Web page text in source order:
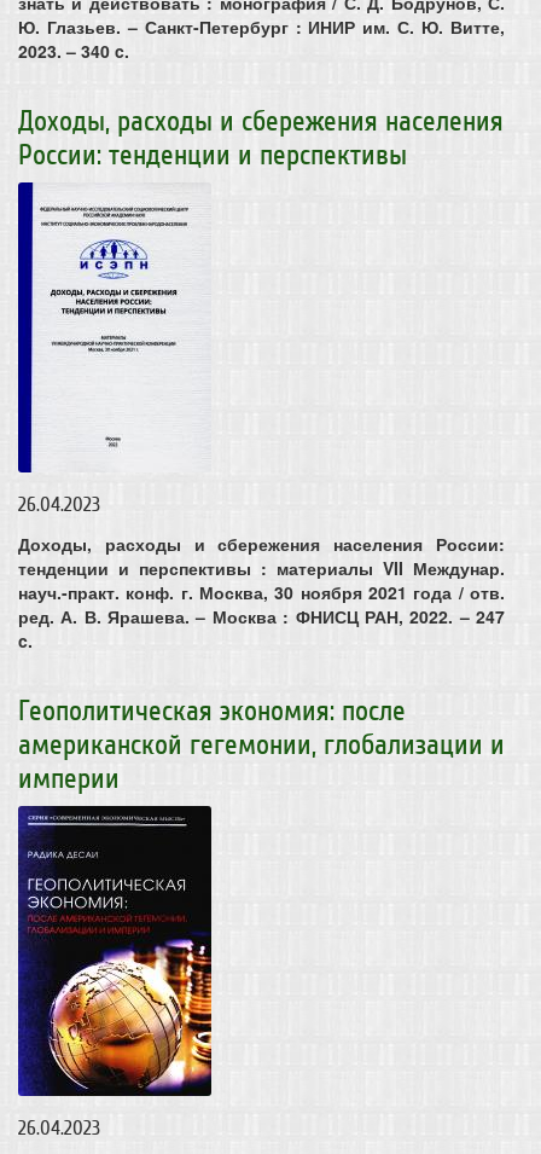
Ю. Глазьев. – Санкт-Петербург : ИНИР им. С. Ю. Витте,
2023. – 340 c.
Доходы, расходы и сбережения населения
России: тенденции и перспективы
26.04.2023
Доходы, расходы и сбережения населения России:
тенденции и перспективы : материалы VII Междунар.
науч.-практ. конф. г. Москва, 30 ноября 2021 года / отв.
ред. А. В. Ярашева. – Москва : ФНИСЦ РАН, 2022. – 247
c.
Геополитическая экономия: после
американской гегемонии, глобализации и
империи
26.04.2023